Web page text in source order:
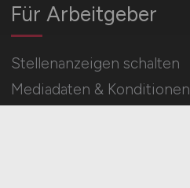
Für Arbeitgeber
Stellenanzeigen schalten
Mediadaten & Konditionen